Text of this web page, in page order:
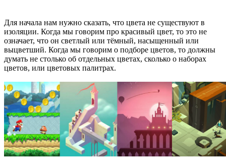
Для начала нам нужно сказать, что цвета не существуют в
изоляции. Когда мы говорим про красивый цвет, то это не
означает, что он светлый или тёмный, насыщенный или
выцветший. Когда мы говорим о подборе цветов, то должны
думать не столько об отдельных цветах, сколько о наборах
цветов, или цветовых палитрах.